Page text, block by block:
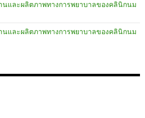
และผลิตภาพทางการพยาบาลของคลินิกนม
และผลิตภาพทางการพยาบาลของคลินิกนม